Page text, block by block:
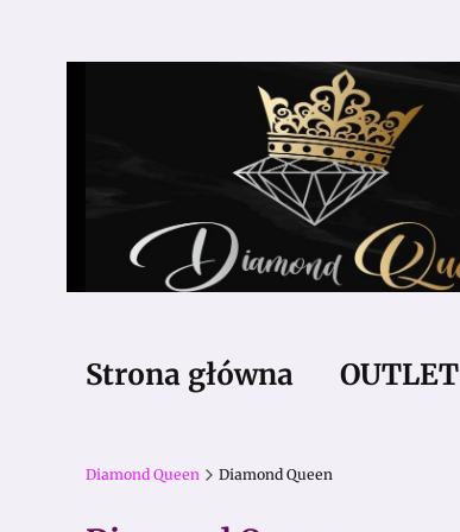
Strona główna OUTLET
Diamond Queen Diamond Queen